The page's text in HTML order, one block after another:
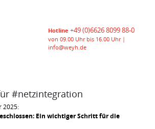
Hotline +49 (0)6626 8099 88-0
von 09.00 Uhr bis 16.00 Uhr |
info@weyh.de
#netzintegration
2025:
Ein wichtiger Schritt für die